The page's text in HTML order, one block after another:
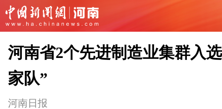
河南省2个先进制造业集群入
家队”
河南日报